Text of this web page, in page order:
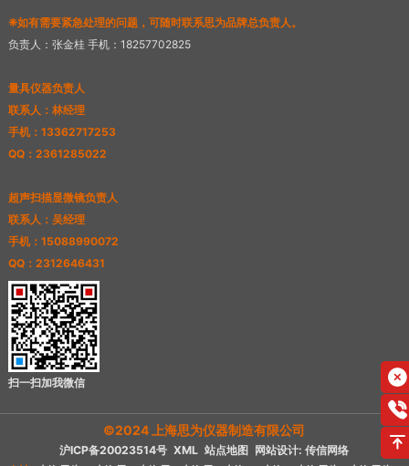
❈如有需要紧急处理的问题，可随时联系思为品牌总负责人。
负责人：张金桂 手机：18257702825
量具仪器负责人
联系人：林经理
手机：13362717253
QQ：2361285022
超声扫描显微镜负责人
联系人：吴经理
手机：15088990072
QQ：2312646431
扫一扫加我微信
©2024 上海思为仪器制造有限公司
沪ICP备20023514号 XML 站点地图 网站设计: 传信网络